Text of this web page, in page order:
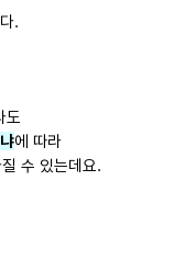
.
도
에 따라
수 있는데요.